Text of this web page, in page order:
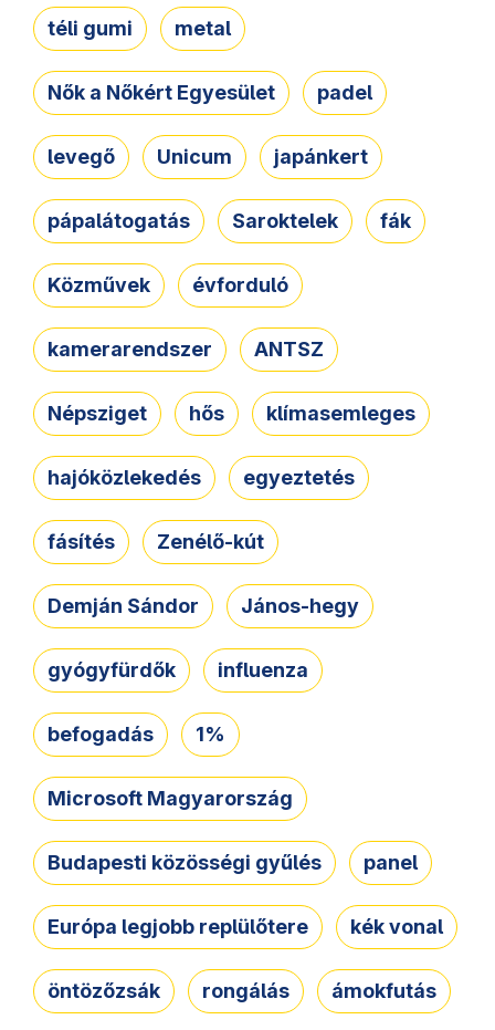
téli gumi metal
Nők a Nőkért Egyesület padel
levegő Unicum japánkert
pápalátogatás Saroktelek fák
Közművek évforduló
kamerarendszer ANTSZ
Népsziget hős klímasemleges
hajóközlekedés egyeztetés
fásítés Zenélő-kút
Demján Sándor János-hegy
gyógyfürdők influenza
befogadás 1%
Microsoft Magyarország
Budapesti közösségi gyűlés panel
Európa legjobb replülőtere kék vonal
öntözőzsák rongálás ámokfutás